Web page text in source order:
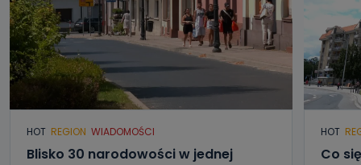
HOT REGION WIADOMOŚCI
Blisko 30 narodowości w jednej
HOT
Co